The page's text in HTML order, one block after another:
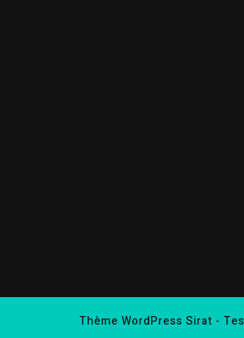
Thème WordPress Sirat -